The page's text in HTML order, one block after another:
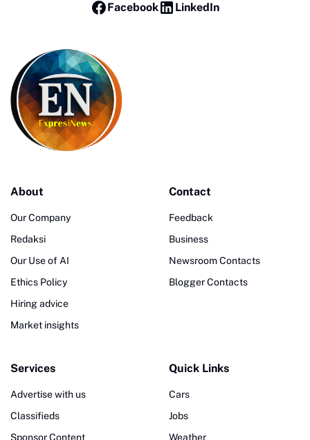
Facebook
LinkedIn
About
Our Company
Redaksi
Our Use of AI
Ethics Policy
Hiring advice
Market insights
Contact
Feedback
Business
Newsroom Contacts
Blogger Contacts
Services
Advertise with us
Classifieds
Sponsor Content
Quick Links
Cars
Jobs
Weather